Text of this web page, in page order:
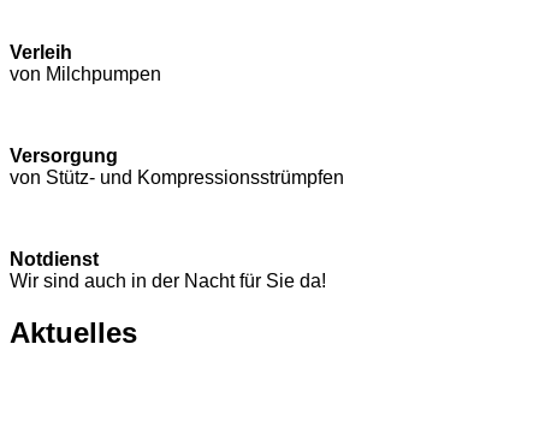
Verleih
von Milchpumpen
Versorgung
von Stütz- und Kompressions­strümpfen
Notdienst
Wir sind auch in der Nacht für Sie da!
Aktuelles